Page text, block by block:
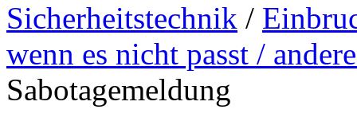
Sicherheitstechnik /
wenn es nicht passt /
Sabotagemeldung